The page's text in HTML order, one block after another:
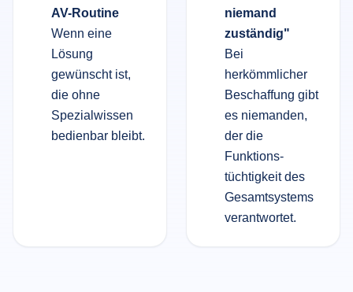
AV-Routine
Wenn eine
Lösung
gewünscht ist,
die ohne
Spezialwissen
bedienbar bleibt.
niemand
zuständig"
Bei
herkömmlicher
Beschaffung gibt
es niemanden,
der die
Funktions­
tüchtigkeit des
Gesamt­systems
verantwortet.